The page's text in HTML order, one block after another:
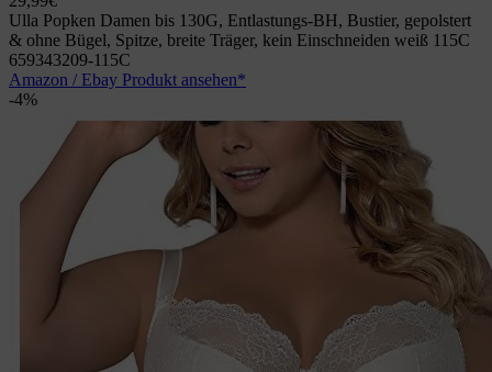
Ulla Popken Damen bis 130G, Entlastungs-BH, Bustier, gepolstert
& ohne Bügel, Spitze, breite Träger, kein Einschneiden weiß 115C
659343209-115C
Amazon / Ebay Produkt ansehen*
-4%